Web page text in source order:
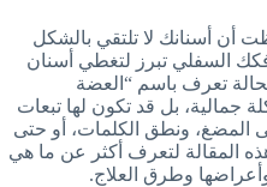
أسنانك لا تلتقي بالشكل
السفلي تبرز لتغطي أسنان
تعرف باسم “العضة
بل قد تكون لها تبعات
المضغ، ونطق الكلمات، أو حتى
المقالة لتعرف أكثر عن ما هي
وطرق العلاج.